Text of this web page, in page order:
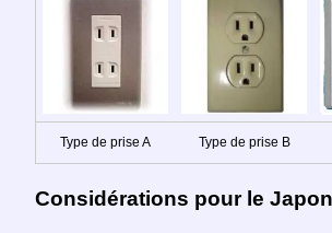
Type de prise A Type de prise B
Considérations pour le Japon